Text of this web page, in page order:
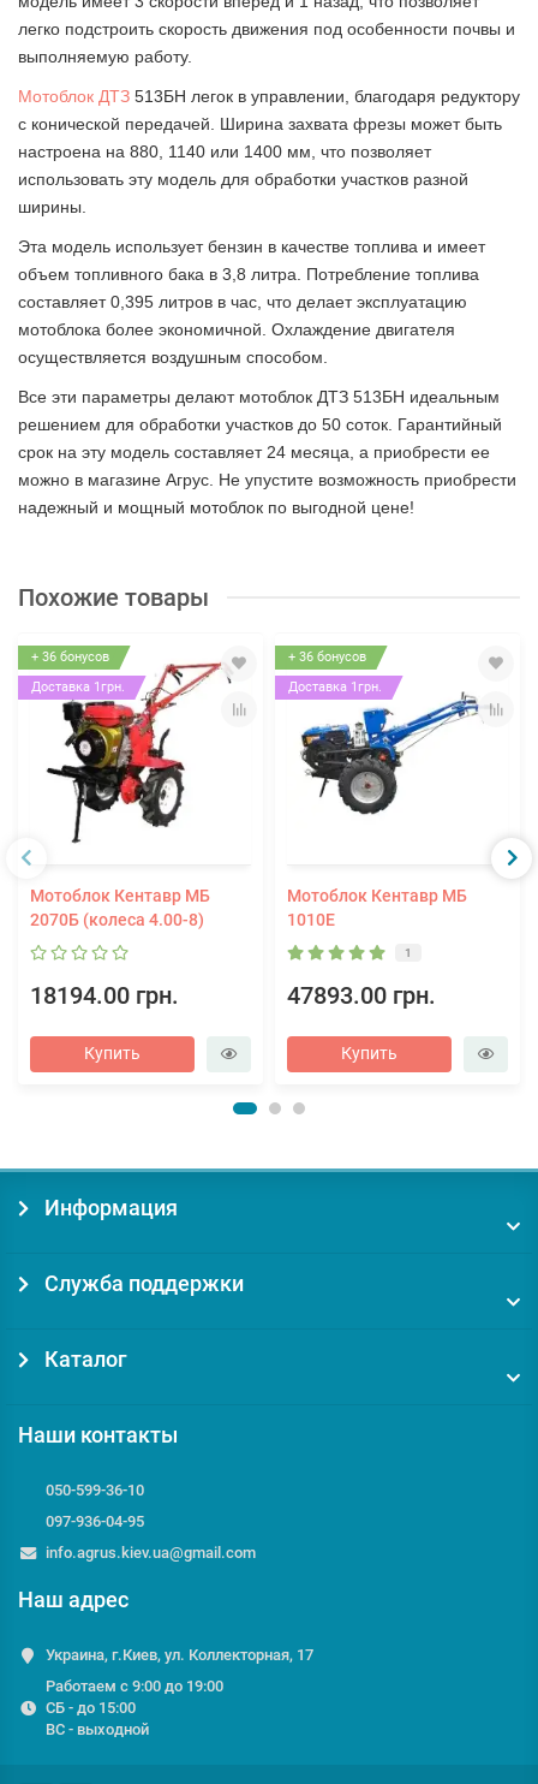
легко подстроить скорость движения под особенности почвы и
выполняемую работу.
Мотоблок ДТЗ 513БН легок в управлении, благодаря редуктору
с конической передачей. Ширина захвата фрезы может быть
настроена на 880, 1140 или 1400 мм, что позволяет
использовать эту модель для обработки участков разной
ширины.
Эта модель использует бензин в качестве топлива и имеет
объем топливного бака в 3,8 литра. Потребление топлива
составляет 0,395 литров в час, что делает эксплуатацию
мотоблока более экономичной. Охлаждение двигателя
осуществляется воздушным способом.
Все эти параметры делают мотоблок ДТЗ 513БН идеальным
решением для обработки участков до 50 соток. Гарантийный
срок на эту модель составляет 24 месяца, а приобрести ее
можно в магазине Агрус. Не упустите возможность приобрести
надежный и мощный мотоблок по выгодной цене!
Похожие товары
+ 36 бонусов
Доставка 1грн.
Мотоблок Кентавр МБ
2070Б (колеса 4.00-8)
18194.00 грн.
Купить
+ 36 бонусов
Доставка 1грн.
Мотоблок Кентавр МБ
1010Е
1
47893.00 грн.
Купить
Информация
Служба поддержки
Каталог
Наши контакты
050-599-36-10
097-936-04-95
info.agrus.kiev.ua@gmail.com
Наш адрес
Украина, г.Киев, ул. Коллекторная, 17
Работаем с 9:00 до 19:00
СБ - до 15:00
ВС - выходной